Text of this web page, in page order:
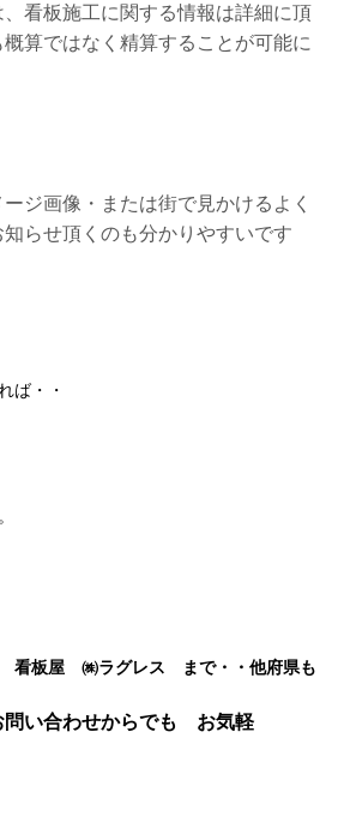
看板施工に関する情報は詳細に頂
算ではなく精算することが可能に
ジ画像・または街で見かけるよく
らせ頂くのも分かりやすいです
ば・・
看板屋 ㈱ラグレス まで・・他府県も
問い合わせからでも お気軽